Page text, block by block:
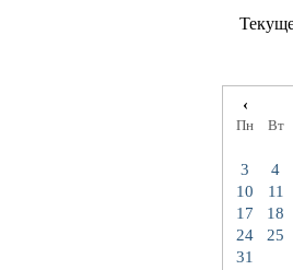
‹
Пн Вт
3
4
10
11
17
18
24
25
31